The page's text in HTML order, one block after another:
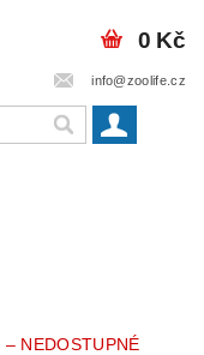
info@zoolife.cz
0 Kč
– NEDOSTUPNÉ